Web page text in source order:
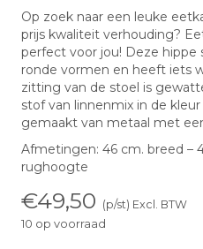
Op zoek naar een leuke
prijs kwaliteit verhouding?
perfect voor jou! Deze hippe
ronde vormen en heeft iets
zitting van de stoel is
stof van linnenmix in de
gemaakt van metaal met
Afmetingen: 46 cm. breed –
rughoogte
€49,50 (p/st) Excl. BTW
10 op voorraad